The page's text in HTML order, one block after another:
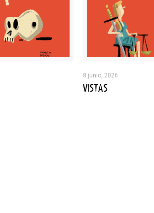
8 junio, 2026
VISTAS